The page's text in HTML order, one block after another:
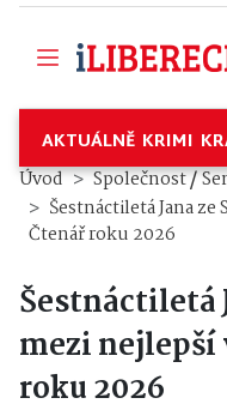
AKTUÁLNĚ KRIMI
Úvod Společnost/
Šestnáctiletá Jana
Čtenář roku 2026
Šestnáctiletá
mezi nejlepší
roku 2026